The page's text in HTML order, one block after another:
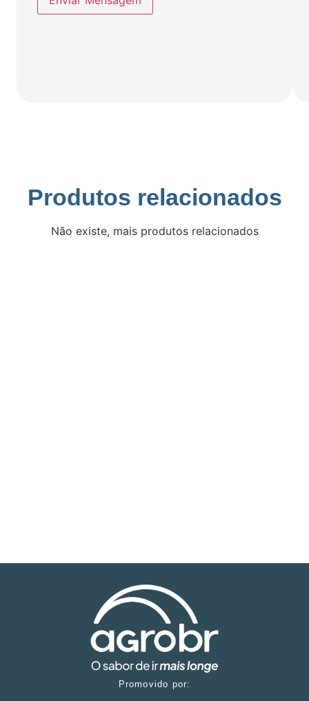
Produtos relacionados
Não existe, mais produtos relacionados
Promovido por: